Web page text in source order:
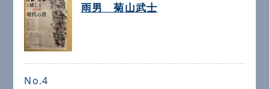
雨男 菊山武士
No.4